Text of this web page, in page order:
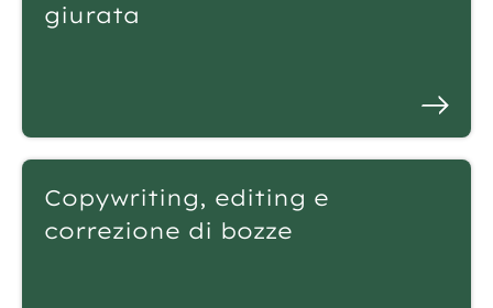
giurata
Copywriting, editing e
correzione di bozze